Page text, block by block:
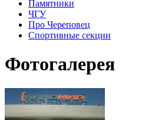
Памятники
ЧГУ
Про Череповец
Спортивные секции
Фотогалерея